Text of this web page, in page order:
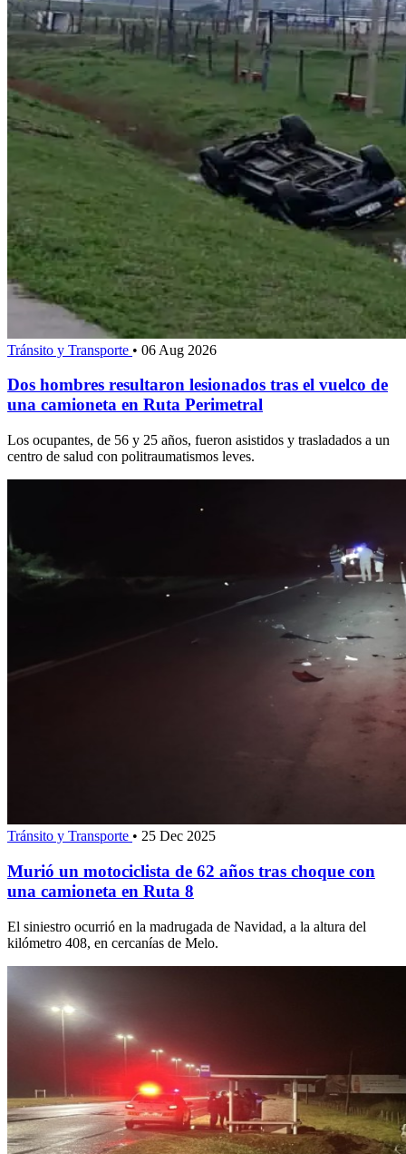
Tránsito y Transporte • 06 Aug 2026
Dos hombres resultaron lesionados tras el vuelco de
una camioneta en Ruta Perimetral
Los ocupantes, de 56 y 25 años, fueron asistidos y trasladados a un
centro de salud con politraumatismos leves.
Tránsito y Transporte • 25 Dec 2025
Murió un motociclista de 62 años tras choque con
una camioneta en Ruta 8
El siniestro ocurrió en la madrugada de Navidad, a la altura del
kilómetro 408, en cercanías de Melo.